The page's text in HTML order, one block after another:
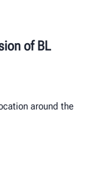
of BL
around the